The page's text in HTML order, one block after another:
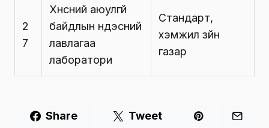
2
7
Хүнсний аюулгүй
байдлын үндэсний
лавлагаа
лаборатори
Стандарт,
хэмжил зүйн
газар
Share Tweet